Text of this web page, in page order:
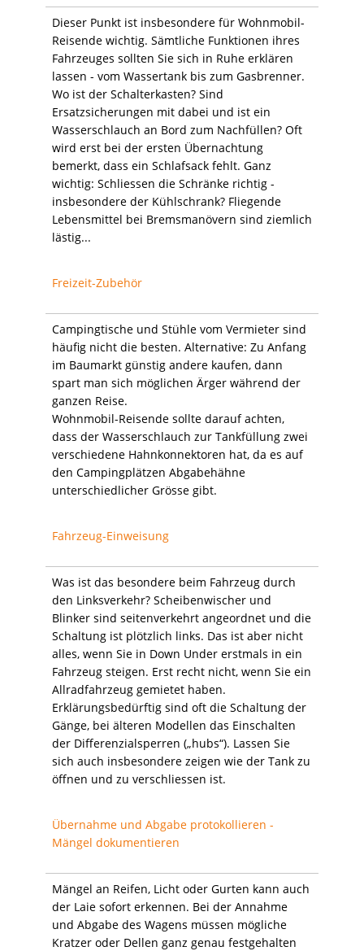
Dieser Punkt ist insbesondere für Wohnmobil-
Reisende wichtig. Sämtliche Funktionen ihres
Fahrzeuges sollten Sie sich in Ruhe erklären
lassen - vom Wassertank bis zum Gasbrenner.
Wo ist der Schalterkasten? Sind
Ersatzsicherungen mit dabei und ist ein
Wasserschlauch an Bord zum Nachfüllen? Oft
wird erst bei der ersten Übernachtung
bemerkt, dass ein Schlafsack fehlt. Ganz
wichtig: Schliessen die Schränke richtig -
insbesondere der Kühlschrank? Fliegende
Lebensmittel bei Bremsmanövern sind ziemlich
lästig...
Freizeit-Zubehör
Campingtische und Stühle vom Vermieter sind
häufig nicht die besten. Alternative: Zu Anfang
im Baumarkt günstig andere kaufen, dann
spart man sich möglichen Ärger während der
ganzen Reise.
Wohnmobil-Reisende sollte darauf achten,
dass der Wasserschlauch zur Tankfüllung zwei
verschiedene Hahnkonnektoren hat, da es auf
den Campingplätzen Abgabehähne
unterschiedlicher Grösse gibt.
Fahrzeug-Einweisung
Was ist das besondere beim Fahrzeug durch
den Linksverkehr? Scheibenwischer und
Blinker sind seitenverkehrt angeordnet und die
Schaltung ist plötzlich links. Das ist aber nicht
alles, wenn Sie in Down Under erstmals in ein
Fahrzeug steigen. Erst recht nicht, wenn Sie ein
Allradfahrzeug gemietet haben.
Erklärungsbedürftig sind oft die Schaltung der
Gänge, bei älteren Modellen das Einschalten
der Differenzialsperren („hubs“). Lassen Sie
sich auch insbesondere zeigen wie der Tank zu
öffnen und zu verschliessen ist.
Übernahme und Abgabe protokollieren -
Mängel dokumentieren
Mängel an Reifen, Licht oder Gurten kann auch
der Laie sofort erkennen. Bei der Annahme
und Abgabe des Wagens müssen mögliche
Kratzer oder Dellen ganz genau festgehalten